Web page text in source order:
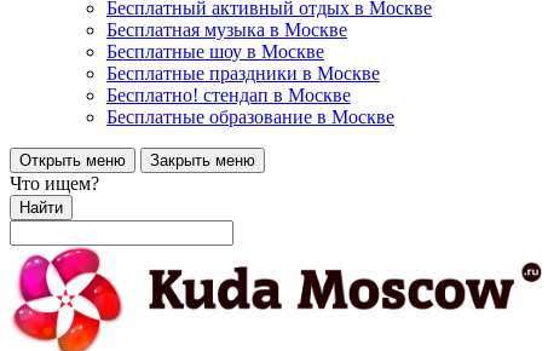
Бесплатный активный отдых в Москве
Бесплатная музыка в Москве
Бесплатные шоу в Москве
Бесплатные праздники в Москве
Бесплатно! стендап в Москве
Бесплатные образование в Москве
Открыть меню Закрыть меню
Что ищем?
Найти